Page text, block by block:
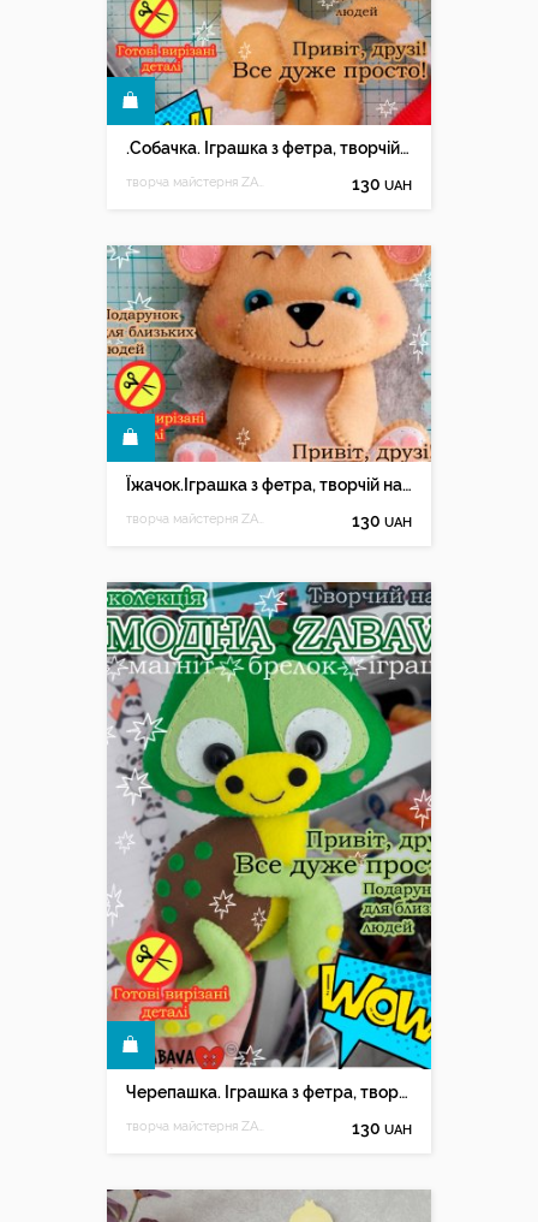
.Собачка. Іграшка з фетра, творчій набір з фетру.Собачка
творча майстерня ZABAVA 130 UAH
Їжачок.Іграшка з фетра, творчій набір з фетру
творча майстерня ZABAVA 130 UAH
Черепашка. Іграшка з фетра, творчій набір з фетру
творча майстерня ZABAVA 130 UAH